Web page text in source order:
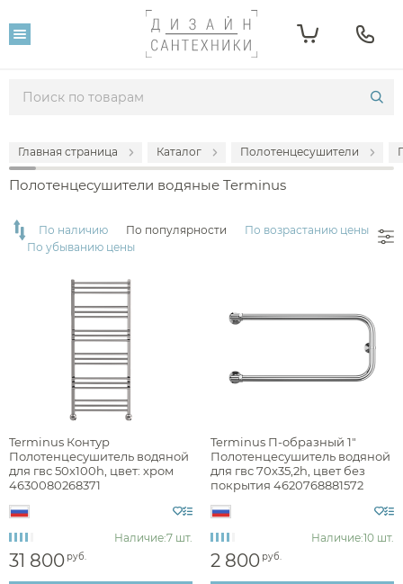
Главная страница Каталог Полотенцесушители
Полотенцесушители водяные Terminus
Фильтр
1 910 93 900
Производитель
Terminus
есть в наличии
хром
По наличию По популярности
По возрастанию цены
По убыванию цены
Terminus Контур
Полотенцесушитель водяной
для гвс 50x100h, цвет: хром
4630080268371
Наличие:7 шт.
31 800 руб.
Terminus П-образный 1"
Полотенцесушитель водяной
для гвс 70x35,2h, цвет без
покрытия 4620768881572
Наличие:10 шт.
2 800 руб.